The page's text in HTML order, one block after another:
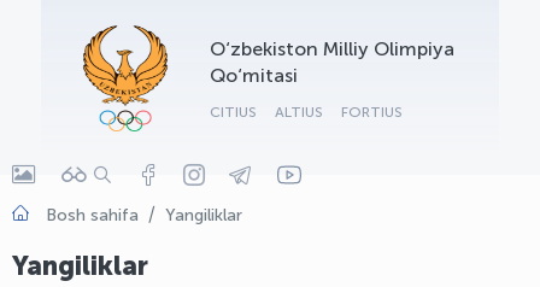
O‘zbekiston Milliy Olimpiya
Qo‘mitasi
CITIUS ALTIUS FORTIUS
Bosh sahifa Yangiliklar
Yangiliklar
OLYMPCHIK AI - yordamchi
Onlayn · olympic.uz